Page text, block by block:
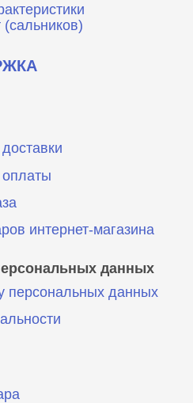
интернет-магазина
данных
персональных данных